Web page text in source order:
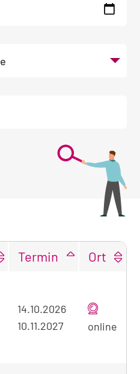
Termin Ort
14.10.2026
10.11.2027
online